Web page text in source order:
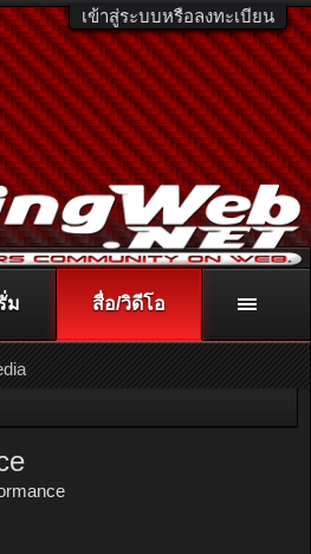
เข้าสู่ระบบหรือลงทะเบียน
หรือโทร. 081-811-1138
ะเอียดเพิ่มเติม คลิกที่นี่
ม สื่อ/วิดีโอ